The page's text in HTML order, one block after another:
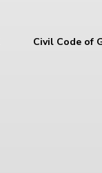
Civil Code of